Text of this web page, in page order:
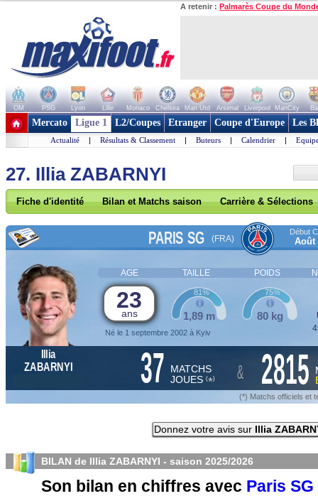
A retenir : Palmarès Coupe du
OM PSG Lyon Lille Monaco Chelsea Man Utd Arsenal Liverpool ManCity
+ de clubs
Mercato Ligue 1 L2/Coupes Etranger Coupe d'Europe Les
Actualité | Résultats & Classement | Buteurs | Calendrier |
27. Illia ZABARNYI
Fiche d'identité Bilan et Matchs saison Carrière & Sélections
PARIS SG (FRA)
Début
Août
AGE TAILLE POIDS
23
ans
Né le 1 septembre 2002 à Kyiv
1,89 m
81%
80 kg
75%
Illia
ZABARNYI
37 MATCHS
JOUES (*) & 2815
(*) Matchs officiels et
Donnez votre avis sur Illia
BILAN de Illia ZABARNYI - saison 2025/2026
Son bilan en chiffres avec Paris SG